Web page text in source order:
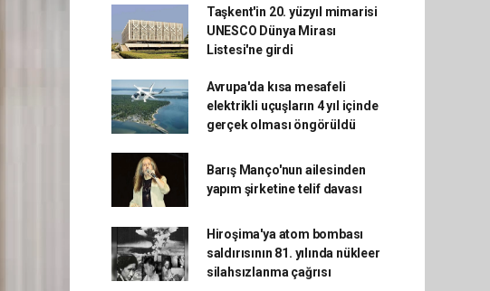
Taşkent'in 20. yüzyıl mimarisi
UNESCO Dünya Mirası
Listesi'ne girdi
Avrupa'da kısa mesafeli
elektrikli uçuşların 4 yıl içinde
gerçek olması öngörüldü
Barış Manço'nun ailesinden
yapım şirketine telif davası
Hiroşima'ya atom bombası
saldırısının 81. yılında nükleer
silahsızlanma çağrısı